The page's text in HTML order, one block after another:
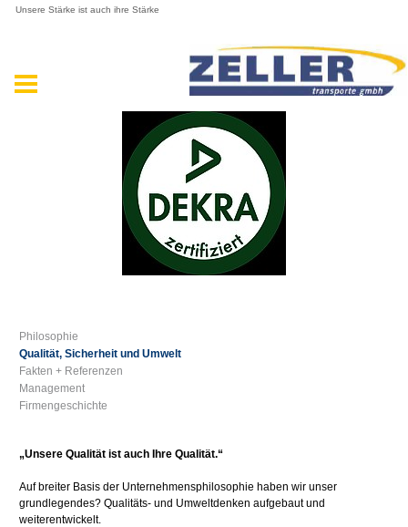
Unsere Stärke ist auch ihre Stärke
Philosophie
Qualität, Sicherheit und Umwelt
Fakten + Referenzen
Management
Firmengeschichte
„Unsere Qualität ist auch Ihre Qualität.“
Auf breiter Basis der Unternehmensphilosophie haben wir unser
grundlegendes? Qualitäts- und Umweltdenken aufgebaut und
weiterentwickelt.